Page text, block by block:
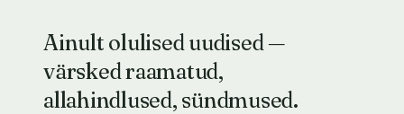
Ainult olulised uudised —
värsked raamatud,
allahindlused, sündmused.